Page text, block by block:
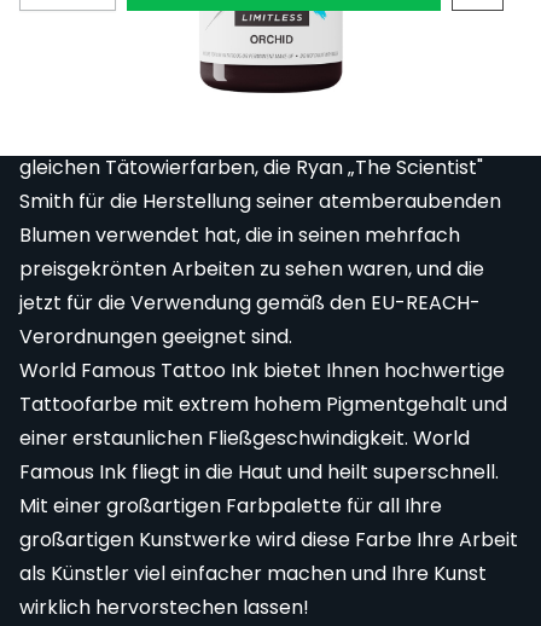
Orchid aus dem World Famous Limitless Ryan Smith
gleichen Tätowierfarben, die Ryan „The Scientist"
Smith für die Herstellung seiner atemberaubenden
Blumen verwendet hat, die in seinen mehrfach
preisgekrönten Arbeiten zu sehen waren, und die
jetzt für die Verwendung gemäß den EU-REACH-
Verordnungen geeignet sind.
World Famous Tattoo Ink bietet Ihnen hochwertige
Tattoofarbe mit extrem hohem Pigmentgehalt und
einer erstaunlichen Fließgeschwindigkeit. World
Famous Ink fliegt in die Haut und heilt superschnell.
Mit einer großartigen Farbpalette für all Ihre
großartigen Kunstwerke wird diese Farbe Ihre Arbeit
als Künstler viel einfacher machen und Ihre Kunst
wirklich hervorstechen lassen!